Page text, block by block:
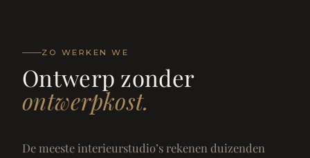
ZO WERKEN WE
Ontwerp zonder
ontwerpkost.
De meeste interieurstudio’s rekenen duizenden